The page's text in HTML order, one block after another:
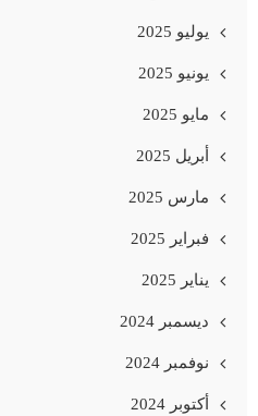
يوليو 2025
يونيو 2025
مايو 2025
أبريل 2025
مارس 2025
فبراير 2025
يناير 2025
ديسمبر 2024
نوفمبر 2024
أكتوبر 2024